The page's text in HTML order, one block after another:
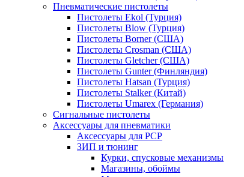
Пневматические пистолеты
Пистолеты Ekol (Турция)
Пистолеты Blow (Турция)
Пистолеты Borner (США)
Пистолеты Crosman (США)
Пистолеты Gletcher (США)
Пистолеты Gunter (Финляндия)
Пистолеты Hatsan (Турция)
Пистолеты Stalker (Китай)
Пистолеты Umarex (Германия)
Сигнальные пистолеты
Аксессуары для пневматики
Аксессуары для PCP
ЗИП и тюнинг
Курки, спусковые механизмы
Магазины, обоймы